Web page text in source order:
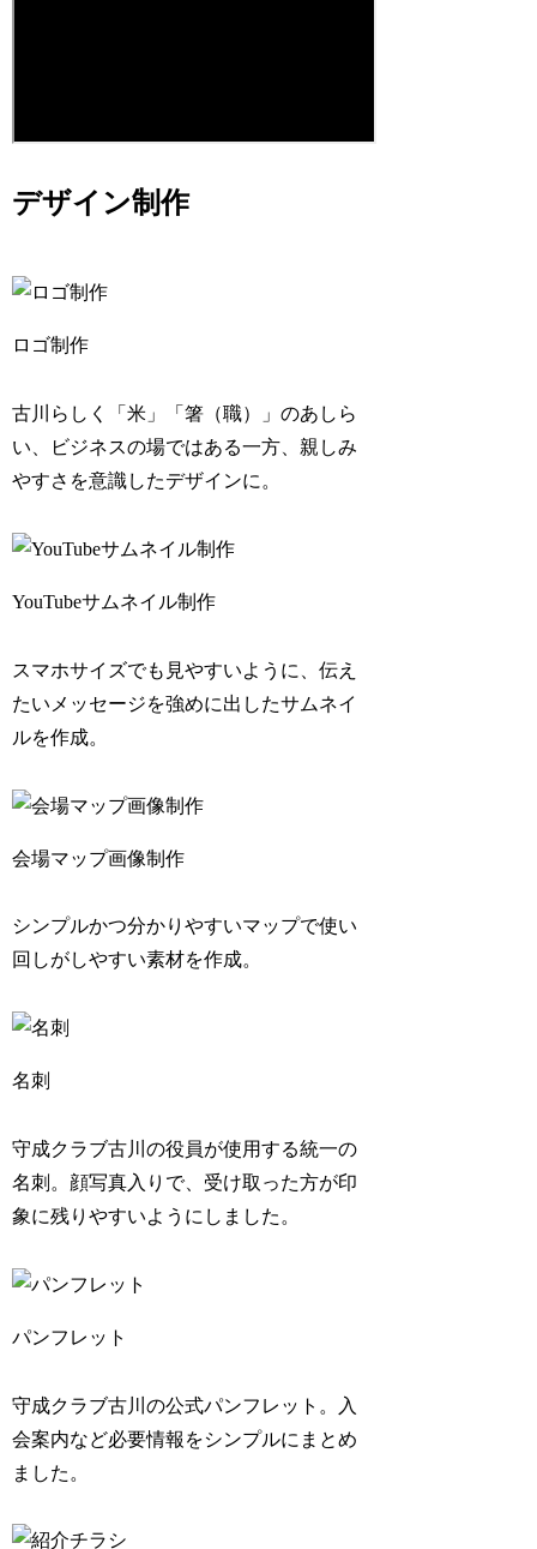
デザイン制作
ロゴ制作
古川らしく「米」「箸（職）」のあしら
い、ビジネスの場ではある一方、親しみ
やすさを意識したデザインに。
YouTubeサムネイル制作
スマホサイズでも見やすいように、伝え
たいメッセージを強めに出したサムネイ
ルを作成。
会場マップ画像制作
シンプルかつ分かりやすいマップで使い
回しがしやすい素材を作成。
名刺
守成クラブ古川の役員が使用する統一の
名刺。顔写真入りで、受け取った方が印
象に残りやすいようにしました。
パンフレット
守成クラブ古川の公式パンフレット。入
会案内など必要情報をシンプルにまとめ
ました。